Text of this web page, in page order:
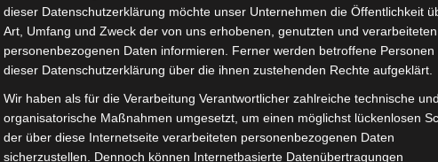
dieser Datenschutzerklärung möchte unser Unternehmen die Öffentlichkeit
Art, Umfang und Zweck der von uns erhobenen, genutzten und verarbeiteten
personenbezogenen Daten informieren. Ferner werden betroffene Personen
dieser Datenschutzerklärung über die ihnen zustehenden Rechte aufgeklärt.
Wir haben als für die Verarbeitung Verantwortlicher zahlreiche technische und
organisatorische Maßnahmen umgesetzt, um einen möglichst lückenlosen
der über diese Internetseite verarbeiteten personenbezogenen Daten
sicherzustellen. Dennoch können Internetbasierte Datenübertragungen